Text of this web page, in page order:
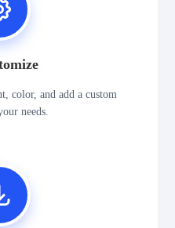
color, and add a custom
needs.